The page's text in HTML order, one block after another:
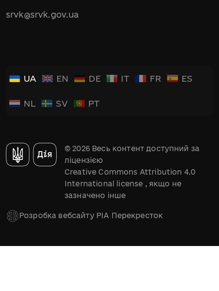
srvk@srvk.gov.ua
UA EN DE IT FR ES
NL SV PT
© 2026 Весь контент доступний за
ліцензією
Creative Commons Attribution 4.0
International license , якщо не
зазначено інше
Розробка вебсайту РІА Перекресток